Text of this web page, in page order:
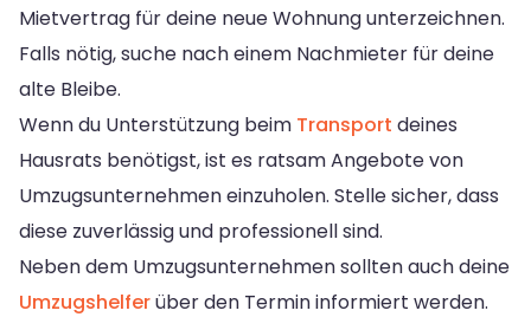
Mietvertrag für deine neue Wohnung unterzeichnen.
Falls nötig, suche nach einem Nachmieter für deine
alte Bleibe.
Wenn du Unterstützung beim Transport deines
Hausrats benötigst, ist es ratsam Angebote von
Umzugsunternehmen einzuholen. Stelle sicher, dass
diese zuverlässig und professionell sind.
Neben dem Umzugsunternehmen sollten auch deine
Umzugshelferüber den Termin informiert werden.